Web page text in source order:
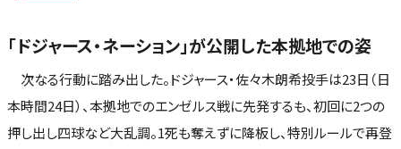
「ドジャース・ネーション」が公開した本拠地での姿
次なる行動に踏み出した。ドジャース・佐々木朗希投手は23日（日
本時間24日）、本拠地でのエンゼルス戦に先発するも、初回に2つの
押し出し四球など大乱調。1死も奪えずに降板し、特別ルールで再登